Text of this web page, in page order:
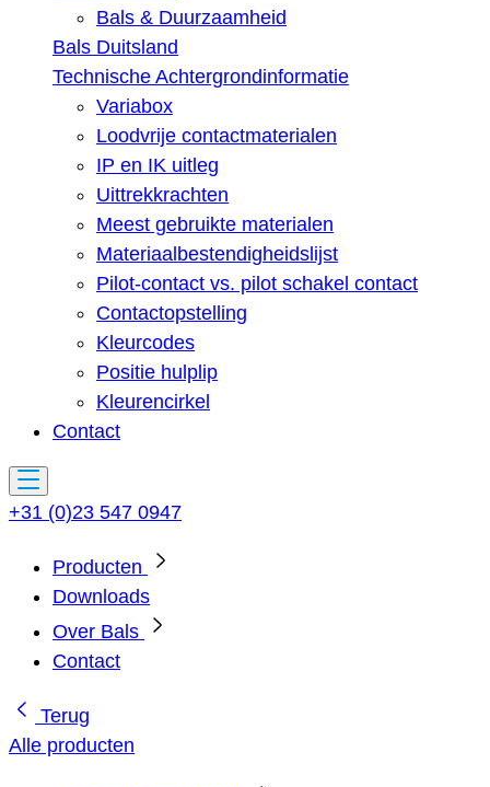
Bals & Duurzaamheid
Bals Duitsland
Technische Achtergrondinformatie
Variabox
Loodvrije contactmaterialen
IP en IK uitleg
Uittrekkrachten
Meest gebruikte materialen
Materiaalbestendigheidslijst
Pilot-contact vs. pilot schakel contact
Contactopstelling
Kleurcodes
Positie hulplip
Kleurencirkel
Contact
+31 (0)23 547 0947
Producten
Downloads
Over Bals
Contact
Terug
Alle producten